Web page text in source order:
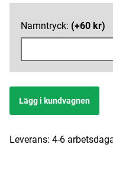
Namntryck: (+60 kr)
Lägg i kundvagnen
Leverans: 4-6